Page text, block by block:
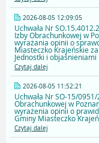
2026-08-05 12:09:05
Uchwała Nr
Izby Obrachunkowej w
wyrażania opinii o
Miasteczko Krajeńskie
Jednostki i objaśnieniami
Czytaj dalej
2026-08-05 11:52:21
Uchwała Nr SO-15/
Obrachunkowej w
wyrażenia opinii o
Gminy Miasteczko
Czytaj dalej